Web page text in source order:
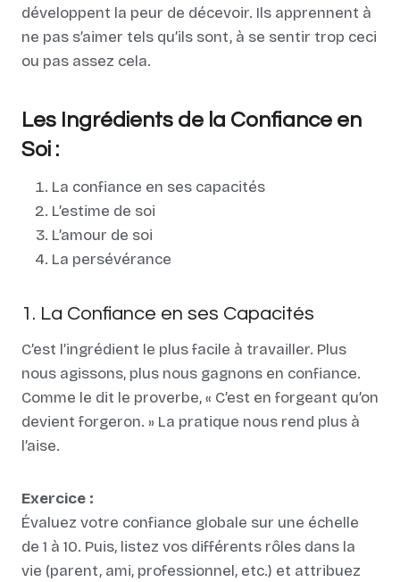
développent la peur de décevoir. Ils apprennent à
ne pas s’aimer tels qu’ils sont, à se sentir trop ceci
ou pas assez cela.
Les Ingrédients de la Confiance en
Soi :
La confiance en ses capacités
L’estime de soi
L’amour de soi
La persévérance
1. La Confiance en ses Capacités
C’est l’ingrédient le plus facile à travailler. Plus
nous agissons, plus nous gagnons en confiance.
Comme le dit le proverbe, « C’est en forgeant qu’on
devient forgeron. » La pratique nous rend plus à
l’aise.
Exercice :
Évaluez votre confiance globale sur une échelle
de 1 à 10. Puis, listez vos différents rôles dans la
vie (parent, ami, professionnel, etc.) et attribuez